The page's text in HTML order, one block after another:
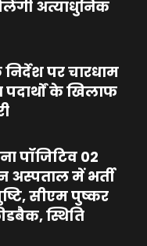
अत्याधुनिक
पर चारधाम
पदार्थों के खिलाफ
पॉजिटिव 02
में भर्ती
सीएम पुष्कर
स्थिति